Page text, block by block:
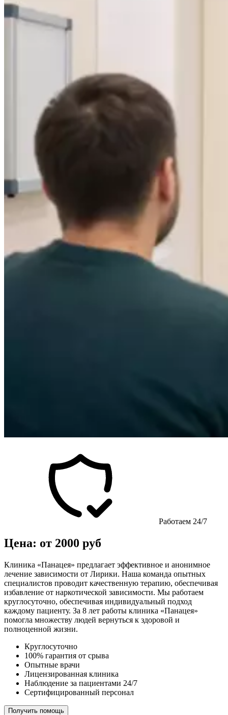
Работаем 24/7
Цена: от 2000 руб
Клиника «Панацея» предлагает эффективное и анонимное
лечение зависимости от Лирики. Наша команда опытных
специалистов проводит качественную терапию, обеспечивая
избавление от наркотической зависимости. Мы работаем
круглосуточно, обеспечивая индивидуальный подход
каждому пациенту. За 8 лет работы клиника «Панацея»
помогла множеству людей вернуться к здоровой и
полноценной жизни.
Круглосуточно
100% гарантия от срыва
Опытные врачи
Лицензированная клиника
Наблюдение за пациентами 24/7
Сертифицированный персонал
Получить помощь